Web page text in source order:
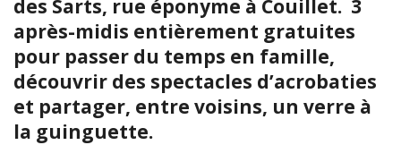
des Sarts, rue éponyme à Couillet. 3
après-midis entièrement gratuites
pour passer du temps en famille,
découvrir des spectacles d’acrobaties
et partager, entre voisins, un verre à
la guinguette.